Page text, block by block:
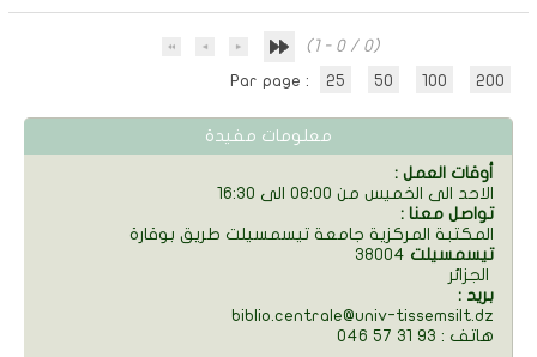
(1 - 0 / 0)
Par page :
25 50 100 200
معلومات مفيدة
: أوقات العمل
الاحد الى الخميس من 08:00 الى 16:30
: تواصل معنا
المكتبة المركزية جامعة تيسمسيلت طريق بوقارة
38004 تيسمسيلت
: بريد
biblio.centrale@univ-tissemsilt.dz
046 57 31 93 : هاتف